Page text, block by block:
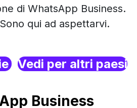
di WhatsApp Business.
qui ad aspettarvi.
Vedi per altri paesi
Business